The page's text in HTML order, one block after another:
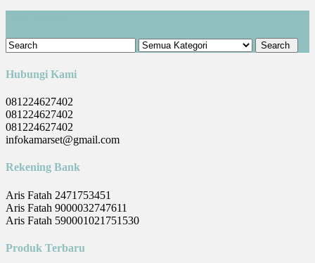
Hubungi Kami
081224627402
081224627402
081224627402
infokamarset@gmail.com
Rekening Bank
Aris Fatah 2471753451
Aris Fatah 9000032747611
Aris Fatah 590001021751530
Produk Terbaru